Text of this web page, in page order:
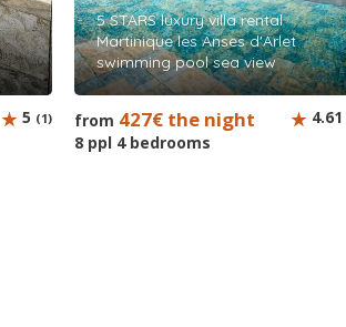
5 (1)
5 STARS luxury villa rental
Martinique les Anses d'Arlet
swimming pool sea view
from 427€ the night
8 ppl 4 bedrooms
4.61